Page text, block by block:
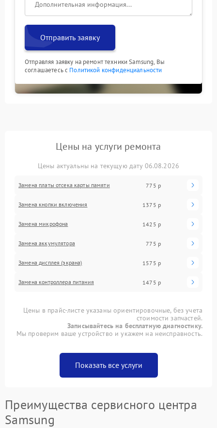
Отправить заявку
Отправляя заявку на ремонт техники Samsung, Вы
соглашаетесь с Политикой конфиденциальности
Цены на услуги ремонта
Цены актуальны на текущую дату 06.08.2026
Замена платы отсека карты памяти 775 р
Замена кнопки включения 1375 р
Замена микрофона 1425 р
Замена аккумулятора 775 р
Замена дисплея (экрана) 1575 р
Замена контроллера питания 1475 р
Цены в прайс-листе указаны ориентировочные, без учета
стоимости запчастей.
Записывайтесь на бесплатную диагностику.
Мы проверим ваше устройство и укажем на неисправность.
Показать все услуги
Преимущества сервисного центра
Samsung